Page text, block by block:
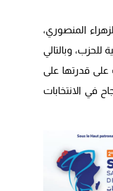
المنصوري،
وبالتالي
على قدرتها على
في الانتخابات